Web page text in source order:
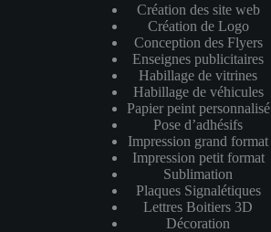
Création des site web
Création de Logo
Conception des Flyers
Enseignes publicitaires
Habillage de vitrines
Habillage de véhicules
Papier peint personnalisé
Pose d’adhésifs
Impression grand format
Impression petit format
Sublimation
Plaques Signalétiques
Lettres Boitiers 3D
Décoration